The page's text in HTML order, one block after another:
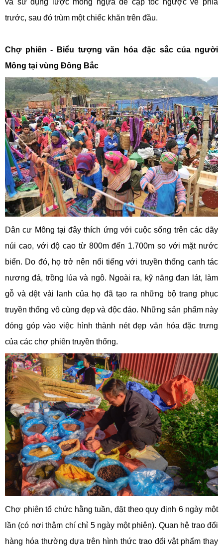
và sử dụng lược móng ngựa để cặp tóc ngược về phía
trước, sau đó trùm một chiếc khăn trên đầu.
Chợ phiên - Biểu tượng văn hóa đặc sắc của người
Mông tại vùng Đông Bắc
Dân cư Mông tại đây thích ứng với cuộc sống trên các dãy
núi cao, với độ cao từ 800m đến 1.700m so với mặt nước
biển. Do đó, họ trở nên nổi tiếng với truyền thống canh tác
nương đá, trồng lúa và ngô. Ngoài ra, kỹ năng đan lát, làm
gỗ và dệt vải lanh của họ đã tạo ra những bộ trang phục
truyền thống vô cùng đẹp và độc đáo. Những sản phẩm này
đóng góp vào việc hình thành nét đẹp văn hóa đặc trưng
của các chợ phiên truyền thống.
Chợ phiên tổ chức hằng tuần, đặt theo quy định 6 ngày một
lần (có nơi thậm chí chỉ 5 ngày một phiên). Quan hệ trao đổi
hàng hóa thường dựa trên hình thức trao đổi vật phẩm thay